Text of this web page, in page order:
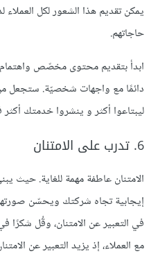
يمكن تقديم هذا الشعور لكل
حاجاتهم.
ابدأ بتقديم محتوى مخصّص
ليبتاعوا أكثر و ينشروا خدمتك أكثر
6. تدرب على الامتنان
الامتنان عاطفة مهمة للغاية. حيث
إيجابية تجاه شركتك ويحسّن صورتها
في التعبير عن الامتنان، وقُل شكرًا
مع العملاء، إذ يزيد التعبير عن